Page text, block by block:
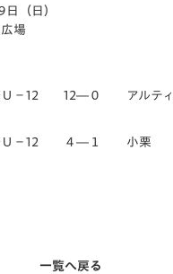
（日）
場
崎Ｕ－12 12―０ アルティ
崎Ｕ－12 ４―１ 小栗
一覧へ戻る